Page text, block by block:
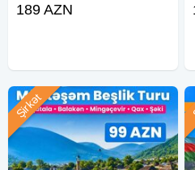
21, 26-27-28 Avqust ✓TURA
189 AZN
Şirkət